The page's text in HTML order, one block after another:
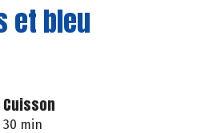
et bleu
Cuisson
30 min